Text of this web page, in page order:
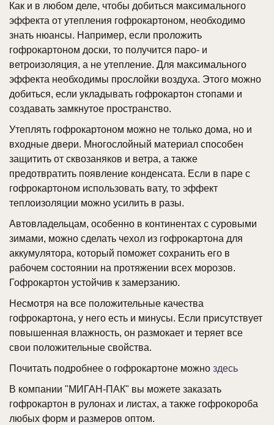
Как и в любом деле, чтобы добиться максимального
эффекта от утепления гофрокартоном, необходимо
знать нюансы. Например, если проложить
гофрокартоном доски, то получится паро- и
ветроизоляция, а не утепление. Для максимального
эффекта необходимы прослойки воздуха. Этого можно
добиться, если укладывать гофрокартон стопами и
создавать замкнутое пространство.
Утеплять гофрокартоном можно не только дома, но и
входные двери. Многослойный материал способен
защитить от сквозаняков и ветра, а также
предотвратить появление конденсата. Если в паре с
гофрокартоном использовать вату, то эффект
теплоизоляции можно усилить в разы.
Автовладельцам, особенно в континентах с суровыми
зимами, можно сделать чехол из гофрокартона для
аккумулятора, который поможет сохранить его в
рабочем состоянии на протяжении всех морозов.
Гофрокартон устойчив к замерзанию.
Несмотря на все положительные качества
гофрокартона, у него есть и минусы. Если присутствует
повышенная влажность, он размокает и теряет все
свои положительные свойства.
Почитать подробнее о гофрокартоне можно здесь
В компании "МИГАН-ПАК" вы можете заказать
гофрокартон в рулонах и листах, а также гофрокороба
любых форм и размеров оптом.